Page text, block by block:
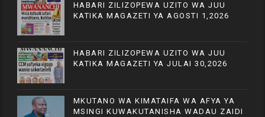
HABARI ZILIZOPEWA UZITO WA JUU
KATIKA MAGAZETI YA AGOSTI 1,2026
HABARI ZILIZOPEWA UZITO WA JUU
KATIKA MAGAZETI YA JULAI 30,2026
MKUTANO WA KIMATAIFA WA AFYA YA
MSINGI KUWAKUTANISHA WADAU ZAIDI